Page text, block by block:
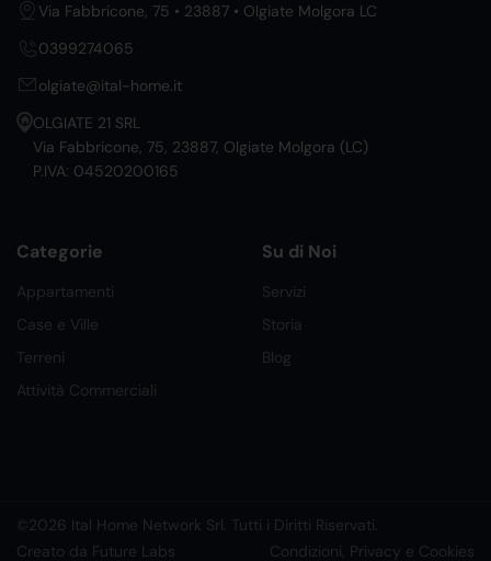
Via Fabbricone, 75 • 23887 • Olgiate Molgora LC
0399274065
olgiate@ital-home.it
OLGIATE 21 SRL
Via Fabbricone, 75, 23887, Olgiate Molgora (LC)
P.IVA: 04520200165
Categorie
Appartamenti
Case e Ville
Terreni
Attività Commerciali
Su di Noi
Servizi
Storia
Blog
©2026 Ital Home Network Srl. Tutti i Diritti Riservati.
Creato da Future Labs
Condizioni, Privacy e Cookies